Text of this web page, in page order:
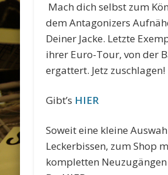
Mach dich selbst zum
dem Antagonizers
Deiner Jacke. Letzte
ihrer Euro-Tour, von der
ergattert. Jetz zuschlagen!
Gibt’s HIER
Soweit eine kleine
Leckerbissen, zum Shop
kompletten